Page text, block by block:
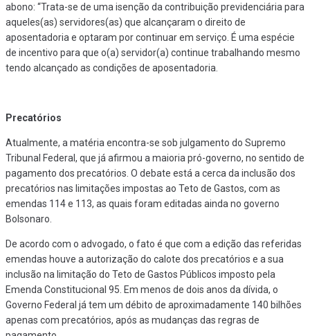
abono: “Trata-se de uma isenção da contribuição previdenciária para
aqueles(as) servidores(as) que alcançaram o direito de
aposentadoria e optaram por continuar em serviço. É uma espécie
de incentivo para que o(a) servidor(a) continue trabalhando mesmo
tendo alcançado as condições de aposentadoria.
Precatórios
Atualmente, a matéria encontra-se sob julgamento do Supremo
Tribunal Federal, que já afirmou a maioria pró-governo, no sentido de
pagamento dos precatórios. O debate está a cerca da inclusão dos
precatórios nas limitações impostas ao Teto de Gastos, com as
emendas 114 e 113, as quais foram editadas ainda no governo
Bolsonaro.
De acordo com o advogado, o fato é que com a edição das referidas
emendas houve a autorização do calote dos precatórios e a sua
inclusão na limitação do Teto de Gastos Públicos imposto pela
Emenda Constitucional 95. Em menos de dois anos da dívida, o
Governo Federal já tem um débito de aproximadamente 140 bilhões
apenas com precatórios, após as mudanças das regras de